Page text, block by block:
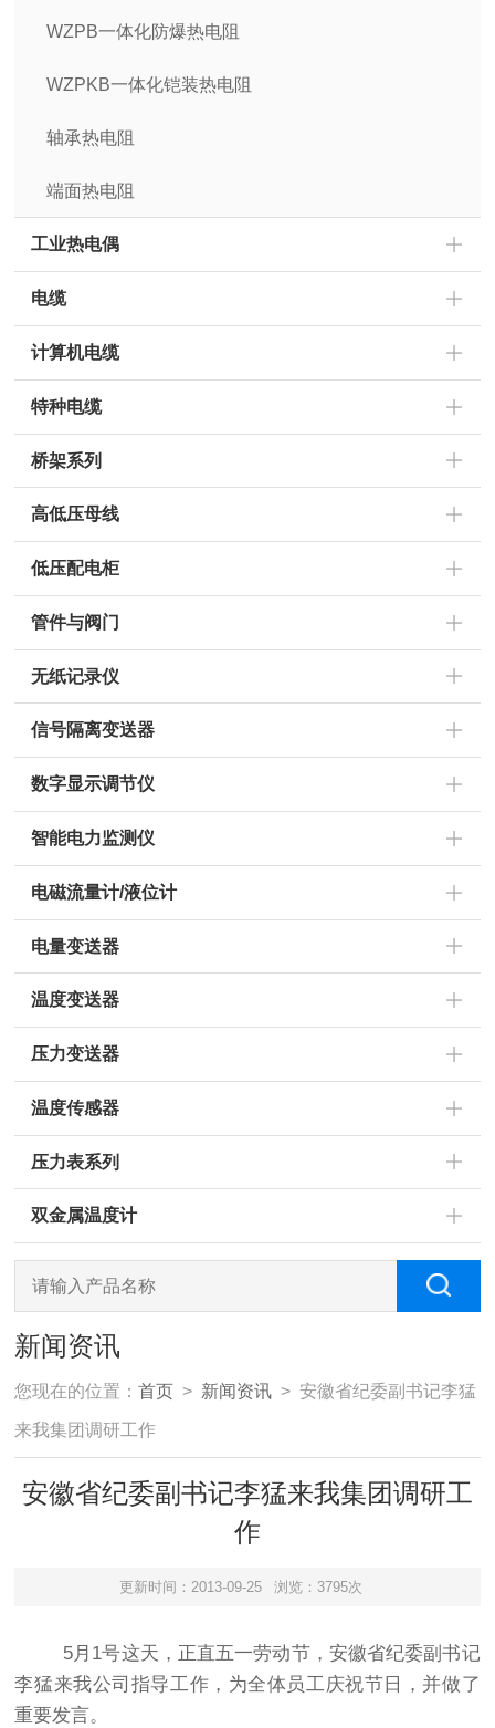
WZPB一体化防爆热电阻
WZPKB一体化铠装热电阻
轴承热电阻
端面热电阻
工业热电偶
电缆
计算机电缆
特种电缆
桥架系列
高低压母线
低压配电柜
管件与阀门
无纸记录仪
信号隔离变送器
数字显示调节仪
智能电力监测仪
电磁流量计/液位计
电量变送器
温度变送器
压力变送器
温度传感器
压力表系列
双金属温度计
新闻资讯
您现在的位置：首页 > 新闻资讯 > 安徽省纪委副书记李猛
来我集团调研工作
安徽省纪委副书记李猛来我集团调研工
作
更新时间：2013-09-25 浏览：3795次
5月1号这天，正直五一劳动节，安徽省纪委副书记
李猛来我公司指导工作，为全体员工庆祝节日，并做了
重要发言。